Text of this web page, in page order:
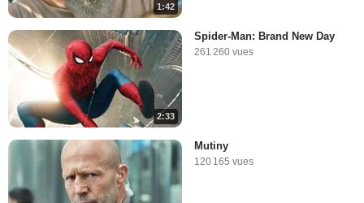
1:42
2:33
Spider-Man: Brand New Day
261 260 vues
Mutiny
120 165 vues